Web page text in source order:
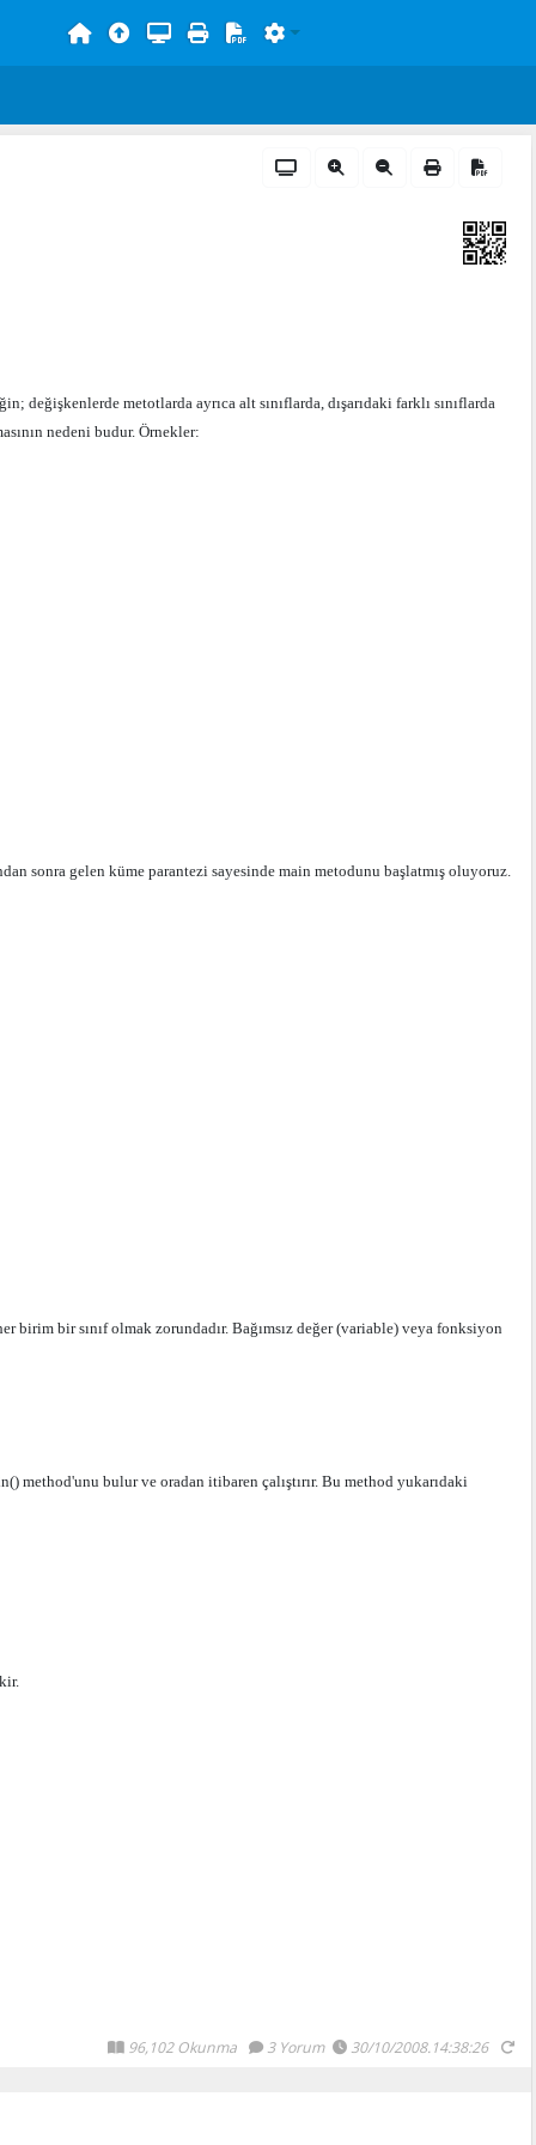
metotlarda ayrıca alt sınıflarda, dışarıdaki farklı sınıflarda
nedeni budur. Örnekler:
sonra gelen küme parantezi sayesinde main metodunu başlatmış oluyoruz.
birim bir sınıf olmak zorundadır. Bağımsız değer (variable) veya fonksiyon
method'unu bulur ve oradan itibaren çalıştırır. Bu method yukarıdaki
96,102 Okunma 3 Yorum 30/10/2008.14:38:26